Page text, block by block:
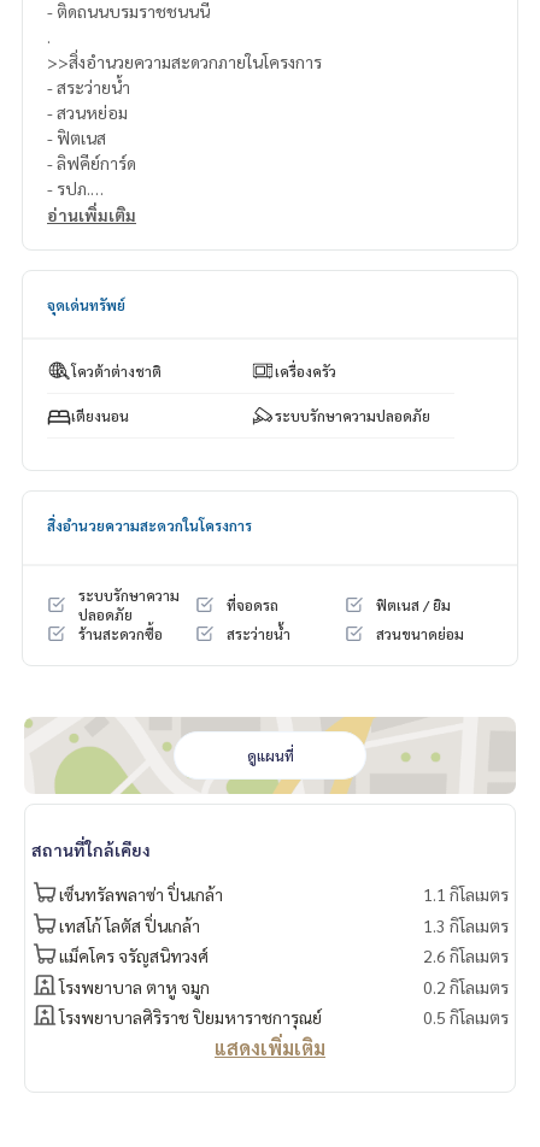
- ติดถนนบรมราชชนนนี
.
>>สิ่งอำนวยความสะดวกภายในโครงการ
- สระว่ายน้ำ
- สวนหย่อม
- ฟิตเนส
- ลิฟคีย์การ์ด
- รปภ.
- กล้องวงจรปิดโครงการ
- MRT บางยี่ขัน (5นาที)
- Major ปิ่นเกล้า
- Food land
- โรงพยาบาลเจ้าพระยา
===============
สนใจติดต่อฟลุ๊ค
099-287-9294
อยากดูคอนโด ต้องที่
DoCondo.com
อ่านเพิ่มเติม
จุดเด่นทรัพย์
โควต้าต่างชาติ เครื่องครัว
เตียงนอน ระบบรักษาความปลอดภัย
สิ่งอำนวยความสะดวกในโครงการ
ระบบรักษาความ
ปลอดภัย
ที่จอดรถ
ฟิตเนส / ยิม
ร้านสะดวกซื้อ
สระว่ายน้ำ สวนขนาดย่อม
ดูแผนที่
สถานที่ใกล้เคียง
เซ็นทรัลพลาซ่า ปิ่นเกล้า
1.1 กิโลเมตร
เทสโก้ โลตัส ปิ่นเกล้า
1.3 กิโลเมตร
แม็คโคร จรัญสนิทวงศ์
2.6 กิโลเมตร
โรงพยาบาล ตาหู จมูก
0.2 กิโลเมตร
โรงพยาบาลศิริราช ปิยมหาราชการุณย์
0.5 กิโลเมตร
แสดงเพิ่มเติม